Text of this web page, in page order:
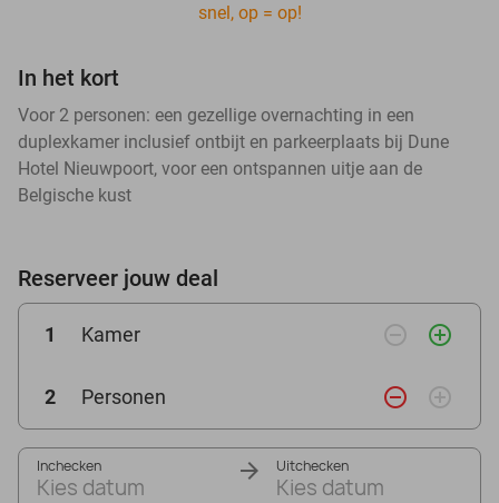
snel, op = op!
In het kort
Voor 2 personen: een gezellige overnachting in een
duplexkamer inclusief ontbijt en parkeerplaats bij Dune
Hotel Nieuwpoort, voor een ontspannen uitje aan de
Belgische kust
Reserveer jouw deal
1 Kamer remove_circle_outline add_circle_outline
2 Personen remove_circle_outline add_circle_outline
Inchecken
Kies datum
Uitchecken
Kies datum